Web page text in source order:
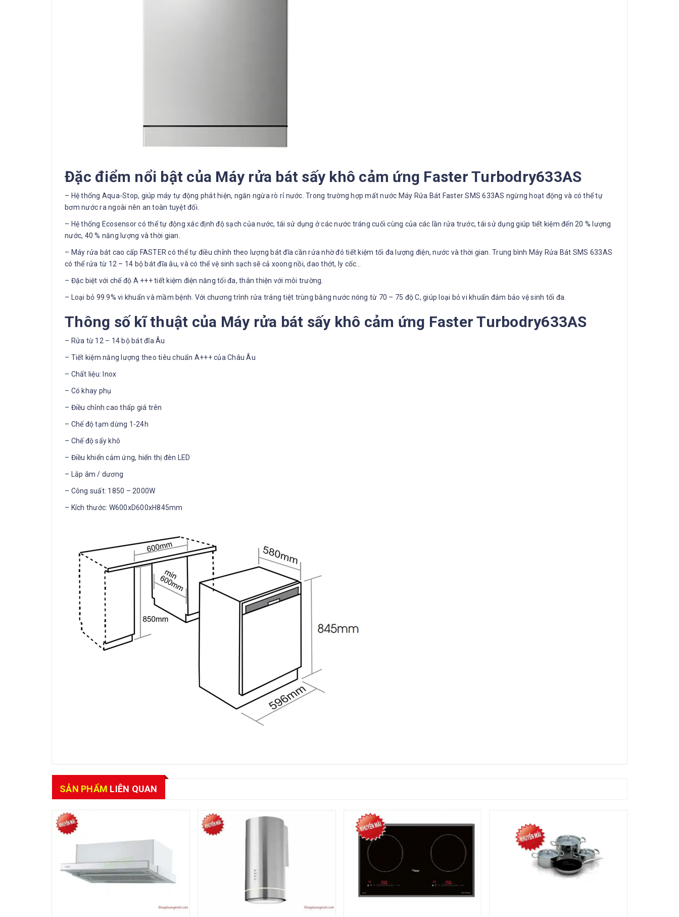
Đặc điểm nổi bật của Máy rửa bát sấy khô cảm ứng Faster Turbodry633AS
– Hệ thống Aqua-Stop, giúp máy tự động phát hiện, ngăn ngừa rò rỉ nước. Trong trường hợp mất nước Máy Rửa Bát Faster SMS 633AS ngừng hoạt động và có thể tự
bơm nước ra ngoài nên an toàn tuyệt đối.
– Hệ thống Ecosensor có thể tự động xác định độ sạch của nước, tái sử dụng ở các nước tráng cuối cùng của các lần rửa trước, tái sử dụng giúp tiết kiệm đến 20 % lượng
nước, 40 % năng lượng và thời gian.
– Máy rửa bát cao cấp FASTER có thể tự điều chỉnh theo lượng bát đĩa cần rửa nhờ đó tiết kiệm tối đa lượng điện, nước và thời gian. Trung bình Máy Rửa Bát SMS 633AS
có thể rửa từ 12 – 14 bộ bát đĩa âu, và có thể vệ sinh sạch sẽ cả xoong nồi, dao thớt, ly cốc…
– Đặc biệt với chế độ A +++ tiết kiệm điện năng tối đa, thân thiện với môi trường.
– Loại bỏ 99.9% vi khuẩn và mầm bệnh. Với chương trình rửa tráng tiệt trùng bằng nước nóng từ 70 – 75 độ C, giúp loại bỏ vi khuẩn đảm bảo vệ sinh tối đa.
Thông số kĩ thuật của Máy rửa bát sấy khô cảm ứng Faster Turbodry633AS
– Rửa từ 12 – 14 bộ bát đĩa Âu
– Tiết kiệm năng lượng theo tiêu chuẩn A+++ của Châu Âu
– Chất liệu: Inox
– Có khay phụ
– Điều chỉnh cao thấp giá trên
– Chế độ tạm dừng 1-24h
– Chế độ sấy khô
– Điều khiển cảm ứng, hiển thị đèn LED
– Lắp âm / dương
– Công suất: 1850 – 2000W
– Kích thước: W600xD600xH845mm
SẢN PHẨM LIÊN QUAN